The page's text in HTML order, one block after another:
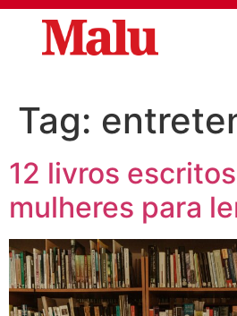
Tag:
12 livros
mulheres para